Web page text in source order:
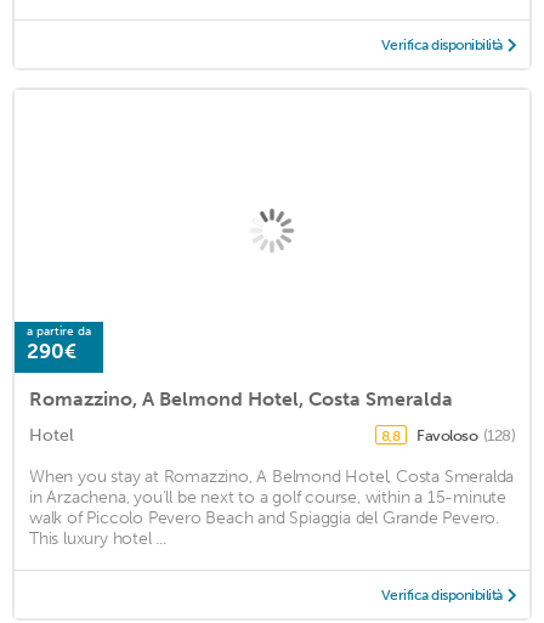
Verifica disponibilità
a partire da
290€
Romazzino, A Belmond Hotel, Costa Smeralda
Hotel 8,8 Favoloso (128)
When you stay at Romazzino, A Belmond Hotel, Costa Smeralda
in Arzachena, you'll be next to a golf course, within a 15-minute
walk of Piccolo Pevero Beach and Spiaggia del Grande Pevero.
This luxury hotel ...
Verifica disponibilità